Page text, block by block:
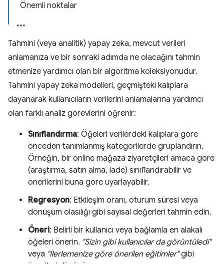
Önemli noktalar
Tahmini (veya analitik) yapay zeka, mevcut verileri
anlamanıza ve bir sonraki adımda ne olacağını tahmin
etmenize yardımcı olan bir algoritma koleksiyonudur.
Tahmini yapay zeka modelleri, geçmişteki kalıplara
dayanarak kullanıcıların verilerini anlamalarına yardımcı
olan farklı analiz görevlerini öğrenir:
Sınıflandırma: Öğeleri verilerdeki kalıplara göre
önceden tanımlanmış kategorilerde gruplandırın.
Örneğin, bir online mağaza ziyaretçileri amaca göre
(araştırma, satın alma, iade) sınıflandırabilir ve
önerilerini buna göre uyarlayabilir.
Regresyon: Etkileşim oranı, oturum süresi veya
dönüşüm olasılığı gibi sayısal değerleri tahmin edin.
Öneri: Belirli bir kullanıcı veya bağlamla en alakalı
öğeleri önerin. "Sizin gibi kullanıcılar da görüntüledi"
veya "İlerlemenize göre önerilen eğitimler"gibi